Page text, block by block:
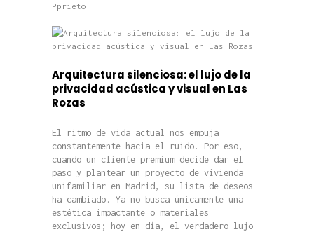
Pprieto
Arquitectura silenciosa: el lujo de la
privacidad acústica y visual en Las
Rozas
El ritmo de vida actual nos empuja
constantemente hacia el ruido. Por eso,
cuando un cliente premium decide dar el
paso y plantear un proyecto de vivienda
unifamiliar en Madrid, su lista de deseos
ha cambiado. Ya no busca únicamente una
estética impactante o materiales
exclusivos; hoy en día, el verdadero lujo